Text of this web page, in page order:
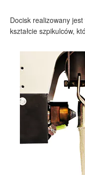
Docisk realizowany
kształcie szpikulców,